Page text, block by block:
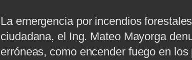
La emergencia por incendios
ciudadana, el Ing. Mateo Mayorga
erróneas, como encender fuego en